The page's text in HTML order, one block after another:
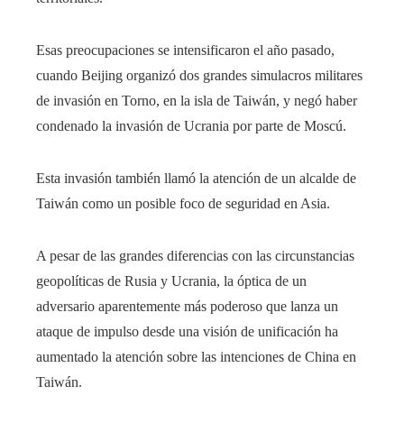
Esas preocupaciones se intensificaron el año pasado,
cuando Beijing organizó dos grandes simulacros militares
de invasión en Torno, en la isla de Taiwán, y negó haber
condenado la invasión de Ucrania por parte de Moscú.
Esta invasión también llamó la atención de un alcalde de
Taiwán como un posible foco de seguridad en Asia.
A pesar de las grandes diferencias con las circunstancias
geopolíticas de Rusia y Ucrania, la óptica de un
adversario aparentemente más poderoso que lanza un
ataque de impulso desde una visión de unificación ha
aumentado la atención sobre las intenciones de China en
Taiwán.